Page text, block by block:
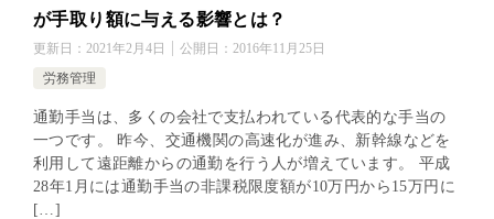
が手取り額に与える影響とは？
更新日： 2021年2月4日 公開日： 2016年11月25日
労務管理
通勤手当は、多くの会社で支払われている代表的な手当の
一つです。 昨今、交通機関の高速化が進み、新幹線などを
利用して遠距離からの通勤を行う人が増えています。 平成
28年1月には通勤手当の非課税限度額が10万円から15万円に
[…]